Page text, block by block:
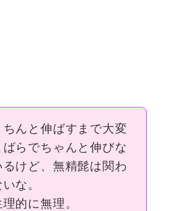
ちんと伸ばすまで大変
ばらでちゃんと伸びな
るけど、無精髭は関わ
な。
的に無理。